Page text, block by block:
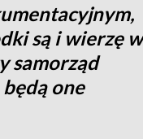
są i wierzę w
samorząd
one